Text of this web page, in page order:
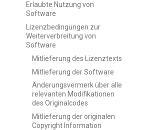
Erlaubte Nutzung von
Software
Lizenzbedingungen zur
Weiterverbreitung von
Software
Mitlieferung des Lizenztexts
Mitlieferung der Software
Änderungsvermerk über alle
relevanten Modifikationen
des Originalcodes
Mitlieferung der originalen
Copyright Information